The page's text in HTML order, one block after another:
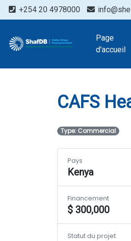
+254 20 4978000
Page
d'accueil
CAFS
Type: Commercial
Pays
Kenya
Financement
$ 300,000
Statut du projet